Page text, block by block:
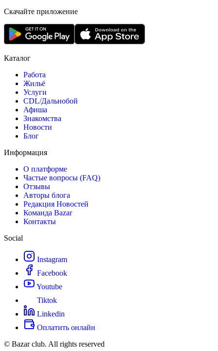
Скачайте приложение
Каталог
Работа
Жильё
Услуги
CDL/Дальнобой
Афиша
Знакомства
Новости
Блог
Информация
О платформе
Частые вопросы (FAQ)
Отзывы
Авторы блога
Редакция Новостей
Команда Bazar
Контакты
Social
Instagram
Facebook
Youtube
Tiktok
Linkedin
Оплатить онлайн
© Bazar club. All rights reserved